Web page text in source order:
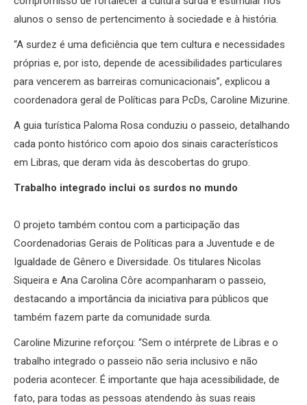
alunos o senso de pertencimento à sociedade e à história.
“A surdez é uma deficiência que tem cultura e necessidades
próprias e, por isto, depende de acessibilidades particulares
para vencerem as barreiras comunicacionais”, explicou a
coordenadora geral de Políticas para PcDs, Caroline Mizurine.
A guia turística Paloma Rosa conduziu o passeio, detalhando
cada ponto histórico com apoio dos sinais característicos
em Libras, que deram vida às descobertas do grupo.
Trabalho integrado inclui os surdos no mundo
O projeto também contou com a participação das
Coordenadorias Gerais de Políticas para a Juventude e de
Igualdade de Gênero e Diversidade. Os titulares Nicolas
Siqueira e Ana Carolina Côre acompanharam o passeio,
destacando a importância da iniciativa para públicos que
também fazem parte da comunidade surda.
Caroline Mizurine reforçou: “Sem o intérprete de Libras e o
trabalho integrado o passeio não seria inclusivo e não
poderia acontecer. É importante que haja acessibilidade, de
fato, para todas as pessoas atendendo às suas reais